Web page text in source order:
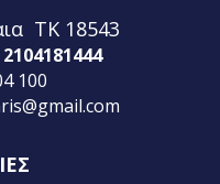
ΤΚ 18543
100